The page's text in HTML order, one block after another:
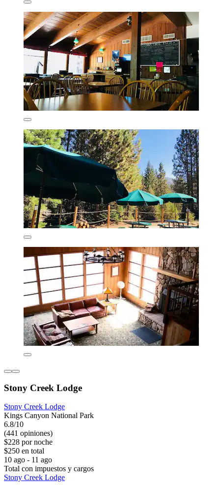
Stony Creek Lodge
Stony Creek Lodge
Kings Canyon National Park
6.8/10
(441 opiniones)
$228 por noche
$250 en total
10 ago - 11 ago
Total con impuestos y cargos
Stony Creek Lodge